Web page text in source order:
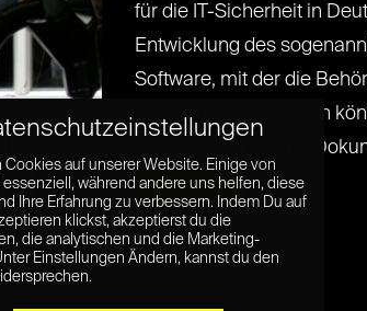
für die IT-Sicherheit in
Entwicklung des
Software, mit der die
Verdächtiger zugreifen
Das belegen interne
Read More »
Cookies auf unserer Website. Einige von
während andere uns helfen, diese
Ihre Erfahrung zu verbessern. Indem Du auf
klickst, akzeptierst du die
die analytischen und die Marketing-
Einstellungen Ändern, kannst du den